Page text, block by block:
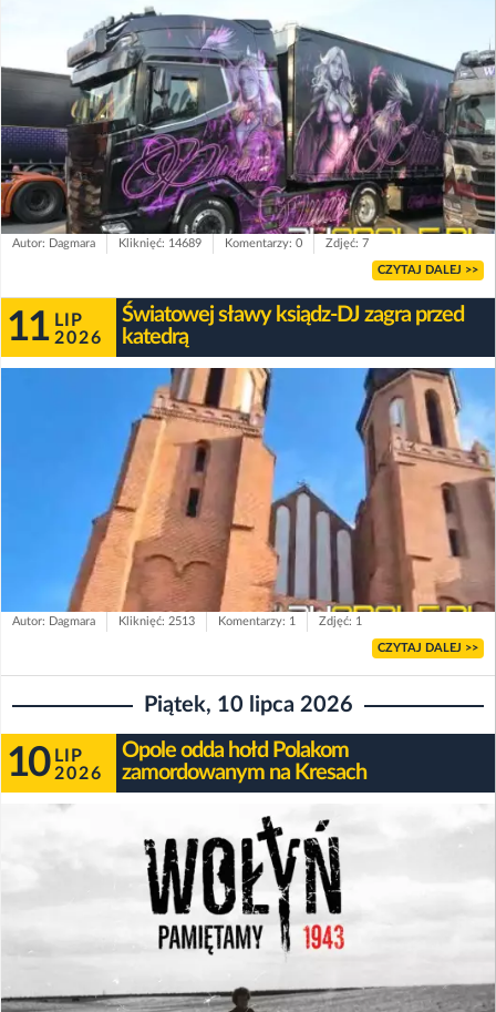
Autor: Dagmara Kliknięć: 14689 Komentarzy: 0 Zdjęć: 7
CZYTAJ DALEJ >>
11 LIP
2026
Światowej sławy ksiądz-DJ zagra przed
katedrą
Autor: Dagmara Kliknięć: 2513 Komentarzy: 1 Zdjęć: 1
CZYTAJ DALEJ >>
Piątek, 10 lipca 2026
10 LIP
2026
Opole odda hołd Polakom
zamordowanym na Kresach